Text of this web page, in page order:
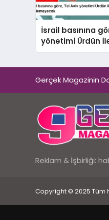
İsrail basınına
yönetimi Ürdün
anlaşmasını
Gerçek Magazinin
Reklam & İşbirliği:
Copyright © 2025 Tüm